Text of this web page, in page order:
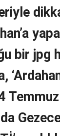
bir jpg